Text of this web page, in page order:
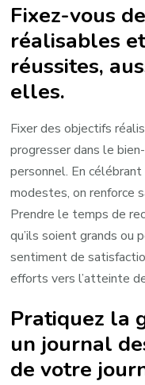
Fixez-vous
réalisables
réussites,
elles.
Fixer des objectifs
progresser dans le
personnel. En
modestes, on renforce
Prendre le temps de
qu’ils soient grands ou
sentiment de
efforts vers l’atteinte
Pratiquez la
un journal
de votre